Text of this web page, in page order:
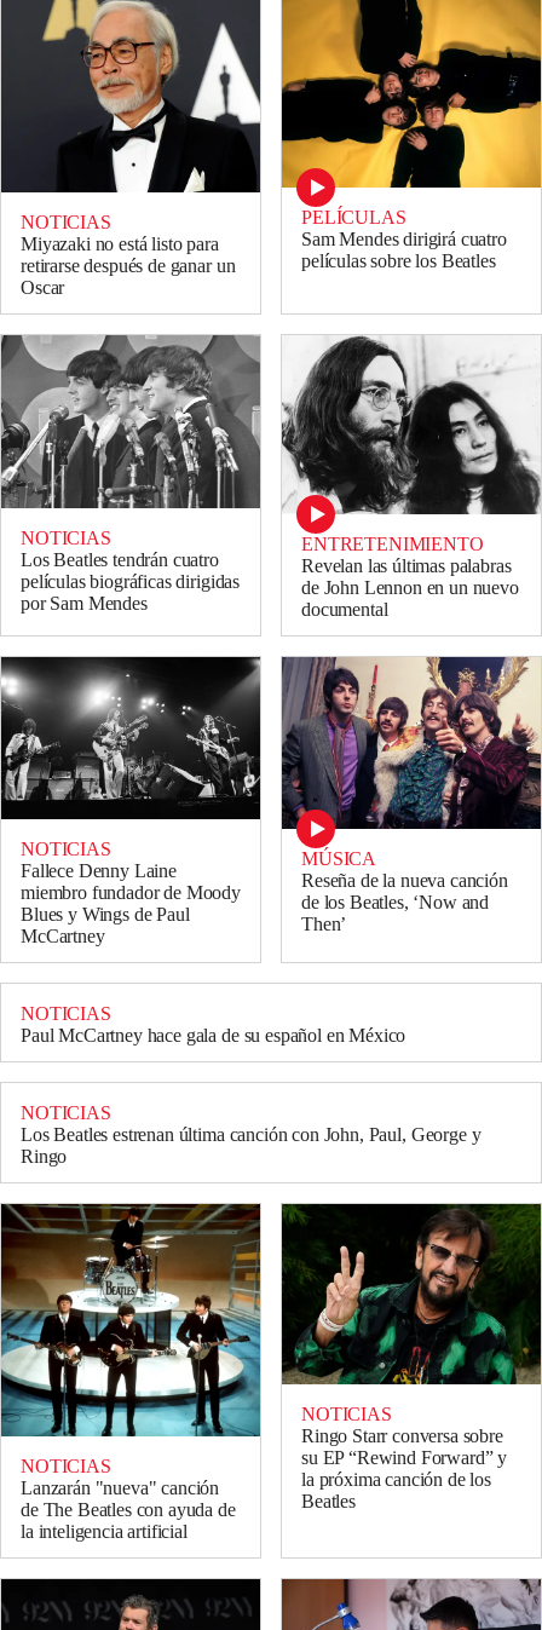
NOTICIAS
Miyazaki no está listo para
retirarse después de ganar un
Oscar
PELÍCULAS
Sam Mendes dirigirá cuatro
películas sobre los Beatles
NOTICIAS
Los Beatles tendrán cuatro
películas biográficas dirigidas
por Sam Mendes
ENTRETENIMIENTO
Revelan las últimas palabras
de John Lennon en un nuevo
documental
NOTICIAS
Fallece Denny Laine
miembro fundador de Moody
Blues y Wings de Paul
McCartney
MÚSICA
Reseña de la nueva canción
de los Beatles, ‘Now and
Then’
NOTICIAS
Paul McCartney hace gala de su español en México
NOTICIAS
Los Beatles estrenan última canción con John, Paul, George y
Ringo
NOTICIAS
Lanzarán "nueva" canción
de The Beatles con ayuda de
la inteligencia artificial
NOTICIAS
Ringo Starr conversa sobre
su EP “Rewind Forward” y
la próxima canción de los
Beatles